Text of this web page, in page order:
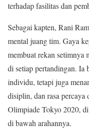
terhadap fasilitas dan
Sebagai kapten, Rani
mental juang tim. Gaya
membuat rekan setimnya
di setiap pertandingan. Ia
individu, tetapi juga
disiplin, dan rasa
Olimpiade Tokyo 2020,
di bawah arahannya.